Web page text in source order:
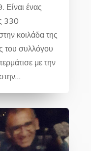
ένας
330
κοιλάδα της
του συλλόγου
με την